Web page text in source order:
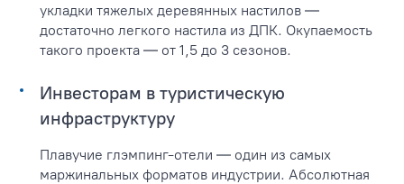
укладки тяжелых деревянных настилов —
достаточно легкого настила из ДПК. Окупаемость
такого проекта — от 1,5 до 3 сезонов.
Инвесторам в туристическую
инфраструктуру
Плавучие глэмпинг-отели — один из самых
маржинальных форматов индустрии. Абсолютная